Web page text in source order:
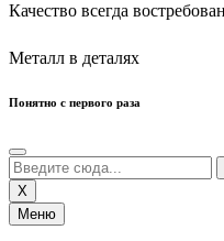
Качество всегда
Металл в деталях
Понятно с первого раза
X
Меню